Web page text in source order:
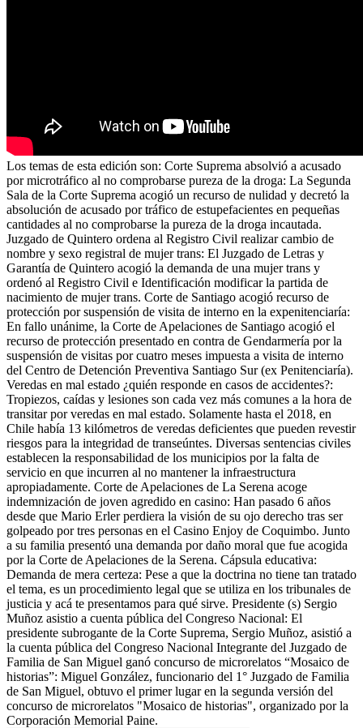
Los temas de esta edición son: Corte Suprema absolvió a acusado
por microtráfico al no comprobarse pureza de la droga: La Segunda
Sala de la Corte Suprema acogió un recurso de nulidad y decretó la
absolución de acusado por tráfico de estupefacientes en pequeñas
cantidades al no comprobarse la pureza de la droga incautada.
Juzgado de Quintero ordena al Registro Civil realizar cambio de
nombre y sexo registral de mujer trans: El Juzgado de Letras y
Garantía de Quintero acogió la demanda de una mujer trans y
ordenó al Registro Civil e Identificación modificar la partida de
nacimiento de mujer trans. Corte de Santiago acogió recurso de
protección por suspensión de visita de interno en la expenitenciaría:
En fallo unánime, la Corte de Apelaciones de Santiago acogió el
recurso de protección presentado en contra de Gendarmería por la
suspensión de visitas por cuatro meses impuesta a visita de interno
del Centro de Detención Preventiva Santiago Sur (ex Penitenciaría).
Veredas en mal estado ¿quién responde en casos de accidentes?:
Tropiezos, caídas y lesiones son cada vez más comunes a la hora de
transitar por veredas en mal estado. Solamente hasta el 2018, en
Chile había 13 kilómetros de veredas deficientes que pueden revestir
riesgos para la integridad de transeúntes. Diversas sentencias civiles
establecen la responsabilidad de los municipios por la falta de
servicio en que incurren al no mantener la infraestructura
apropiadamente. Corte de Apelaciones de La Serena acoge
indemnización de joven agredido en casino: Han pasado 6 años
desde que Mario Erler perdiera la visión de su ojo derecho tras ser
golpeado por tres personas en el Casino Enjoy de Coquimbo. Junto
a su familia presentó una demanda por daño moral que fue acogida
por la Corte de Apelaciones de la Serena. Cápsula educativa:
Demanda de mera certeza: Pese a que la doctrina no tiene tan tratado
el tema, es un procedimiento legal que se utiliza en los tribunales de
justicia y acá te presentamos para qué sirve. Presidente (s) Sergio
Muñoz asistio a cuenta pública del Congreso Nacional: El
presidente subrogante de la Corte Suprema, Sergio Muñoz, asistió a
la cuenta pública del Congreso Nacional Integrante del Juzgado de
Familia de San Miguel ganó concurso de microrelatos “Mosaico de
historias”: Miguel González, funcionario del 1° Juzgado de Familia
de San Miguel, obtuvo el primer lugar en la segunda versión del
concurso de microrelatos "Mosaico de historias", organizado por la
Corporación Memorial Paine.